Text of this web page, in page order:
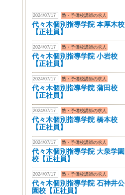
2024/07/17 塾・予備校講師の求人
代々木個別指導学院 本厚木校
【正社員】
2024/07/17 塾・予備校講師の求人
代々木個別指導学院 小岩校
【正社員】
2024/07/17 塾・予備校講師の求人
代々木個別指導学院 蒲田校
【正社員】
2024/07/17 塾・予備校講師の求人
代々木個別指導学院 橋本校
【正社員】
2024/07/17 塾・予備校講師の求人
代々木個別指導学院 大泉学園
校【正社員】
2024/07/17 塾・予備校講師の求人
代々木個別指導学院 石神井公
園校【正社員】